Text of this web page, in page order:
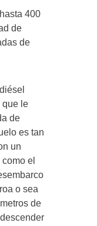
400
de
de
que le
de
es tan
un
el
o sea
de